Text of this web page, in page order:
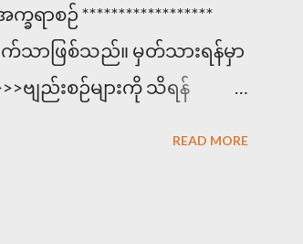
ာစဉ် ******************
သာဖြစ်သည်။ မှတ်သားရန်မှာ
ဗျည်းစဉ်များကို သိရန်
ဝ၊ဟ အစဉ်လိုက်အတိုင်းစဉ်ရ
READ MORE